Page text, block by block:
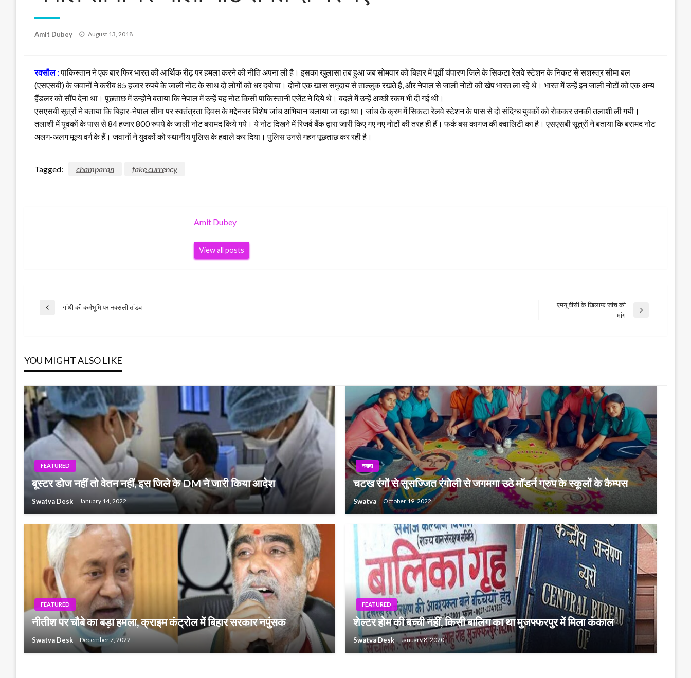
Amit Dubey
Posted
August 13, 2018
रक्सौल :पाकिस्तान ने एक बार फिर भारत की आर्थिक रीढ़ पर हमला करने की नीति अपना ली है। इसका खुलासा तब हुआ जब सोमवार को बिहार में पूर्वी चंपारण जिले के सिकटा रेलवे स्टेशन के निकट से सशस्त्र सीमा बल
(एसएसबी) के जवानों ने करीब 85 हजार रुपये के जाली नोट के साथ दो लोगों को धर दबोचा। दोनों एक खास समुदाय से ताल्लुक रखते हैं, और नेपाल से जाली नोटों की खेप भारत ला रहे थे। भारत में उन्हें इन जाली नोटों को एक अन्य
हैंडलर को सौंप देना था। पूछताछ में उन्होंने बताया कि नेपाल में उन्हें यह नोट किसी पाकिस्तानी एजेंट ने दिये थे। बदले में उन्हें अच्छी रकम भी दी गई थी।
एसएसबी सूत्रों ने बताया कि बिहार-नेपाल सीमा पर स्वतंत्रता दिवस के मद्देनजर विशेष जांच अभियान चलाया जा रहा था। जांच के क्रम में सिकटा रेलवे स्टेशन के पास से दो संदिग्ध युवकों को रोककर उनकी तलाशी ली गयी।
तलाशी में युवकों के पास से 84 हजार 800 रुपये के जाली नोट बरामद किये गये। ये नोट दिखने में रिजर्व बैंक द्वारा जारी किए गए नए नोटों की तरह ही हैं। फर्क बस कागज की क्वालिटी का है। एसएसबी सूत्रों ने बताया कि बरामद नोट
अलग-अलग मूल्य वर्ग के हैं। जवानों ने युवकों को स्थानीय पुलिस के हवाले कर दिया। पुलिस उनसे गहन पूछताछ कर रही है।
Tagged: champaran fake currency
Amit Dubey
View all posts
Post
Previous
गांधी की कर्मभूमि पर नक्सली तांडव
एमयू वीसी के खिलाफ जांच की
मांग
YOU MIGHT ALSO LIKE
FEATURED
बूस्टर डोज नहीं तो वेतन नहीं, इस जिले के DM ने जारी किया आदेश
Swatva Desk January 14, 2022
नवादा
चटख रंगों से सुसज्जित रंगोली से जगमगा उठे मॉडर्न ग्रुप के स्कूलों के कैम्पस
Swatva October 19, 2022
FEATURED
नीतीश पर चौबे का बड़ा हमला, क्राइम कंट्रोल में बिहार सरकार नपुंसक
Swatva Desk December 7, 2022
FEATURED
शेल्टर होम की बच्ची नहीं, किसी बालिग का था मुजफ्फरपुर में मिला कंकाल
Swatva Desk January 8, 2020